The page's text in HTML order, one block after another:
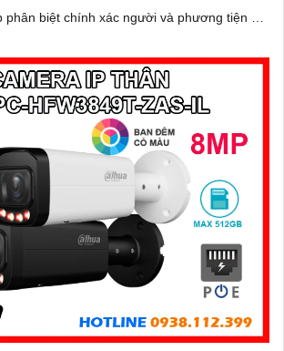
phân biệt chính xác người và phương tiện hỗ